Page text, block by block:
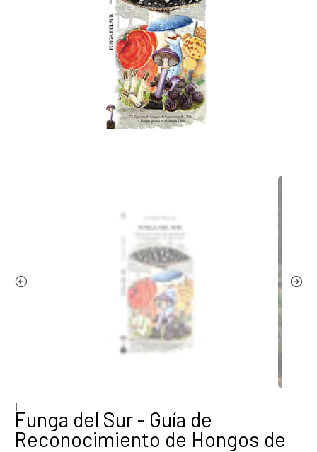
|
Funga del Sur - Guía de
Reconocimiento de Hongos de